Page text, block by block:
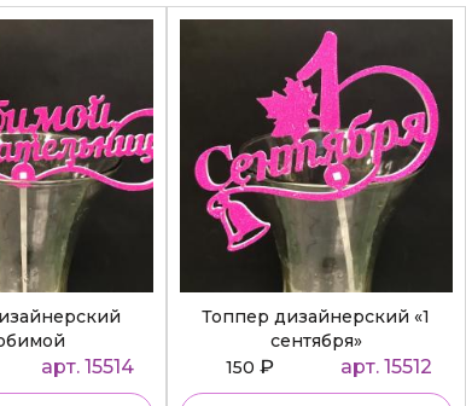
арт. 15514
Топпер дизайнерский «1
сентября»
150 ₽ арт. 15512